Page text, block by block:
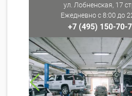
ул. Лобненская, 17
Ежедневно с 8:00 до
+7 (495) 150-70-